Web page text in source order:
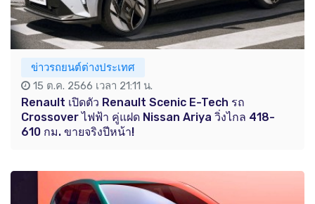
ข่าวรถยนต์ต่างประเทศ
15 ต.ค. 2566 เวลา 21:11 น.
Renault เปิดตัว Renault Scenic E-Tech รถ
Crossover ไฟฟ้า คู่แฝด Nissan Ariya วิ่งไกล 418-
610 กม. ขายจริงปีหน้า!